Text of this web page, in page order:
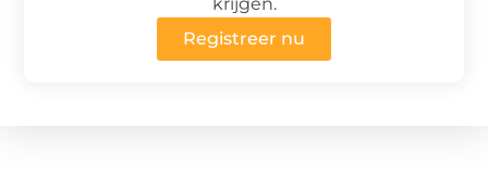
Registreer nu